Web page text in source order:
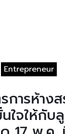
Entrepreneur
การห้าง
ใจให้กับ